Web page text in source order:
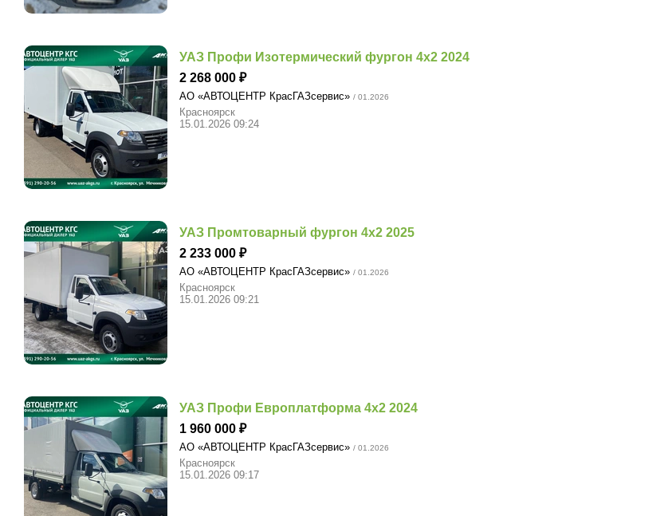
УАЗ Профи Изотермический фургон 4х2 2024
2 268 000
АО «АВТОЦЕНТР КрасГАЗсервис» / 01.2026
Красноярск
15.01.2026 09:24
УАЗ Промтоварный фургон 4х2 2025
2 233 000
АО «АВТОЦЕНТР КрасГАЗсервис» / 01.2026
Красноярск
15.01.2026 09:21
УАЗ Профи Европлатформа 4х2 2024
1 960 000
АО «АВТОЦЕНТР КрасГАЗсервис» / 01.2026
Красноярск
15.01.2026 09:17